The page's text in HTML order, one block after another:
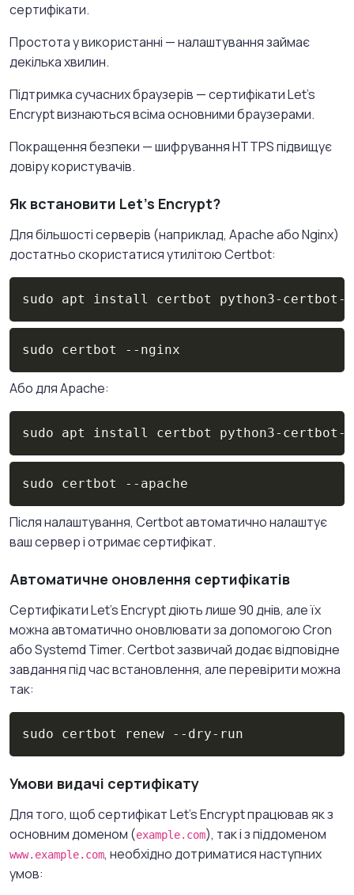
сертифікати.
Простота у використанні — налаштування займає
декілька хвилин.
Підтримка сучасних браузерів — сертифікати Let's
Encrypt визнаються всіма основними браузерами.
Покращення безпеки — шифрування HTTPS підвищує
довіру користувачів.
Як встановити Let's Encrypt?
Для більшості серверів (наприклад, Apache або Nginx)
достатньо скористатися утилітою Certbot:
sudo apt install certbot python3-certbot-
sudo certbot --nginx
Або для Apache:
sudo apt install certbot python3-certbot-
sudo certbot --apache
Після налаштування, Certbot автоматично налаштує
ваш сервер і отримає сертифікат.
Автоматичне оновлення сертифікатів
Сертифікати Let's Encrypt діють лише 90 днів, але їх
можна автоматично оновлювати за допомогою Cron
або Systemd Timer. Certbot зазвичай додає відповідне
завдання під час встановлення, але перевірити можна
так:
sudo certbot renew --dry-run
Умови видачі сертифікату
Для того, щоб сертифікат Let's Encrypt працював як з
основним доменом (example.com), так і з піддоменом
www.example.com, необхідно дотриматися наступних
умов: